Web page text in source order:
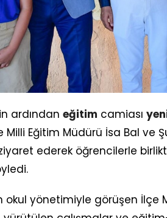
ardından eğitim camiası
Milli Eğitim Müdürü İsa Bal ve
ederek öğrencilerle
okul yönetimiyle görüşen İlçe